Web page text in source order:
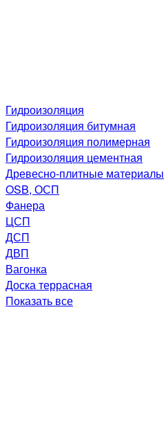
Гидроизоляция
Гидроизоляция битумная
Гидроизоляция полимерная
Гидроизоляция цементная
Древесно-плитные материалы
OSB, ОСП
Фанера
ЦСП
ДСП
ДВП
Вагонка
Доска террасная
Показать все